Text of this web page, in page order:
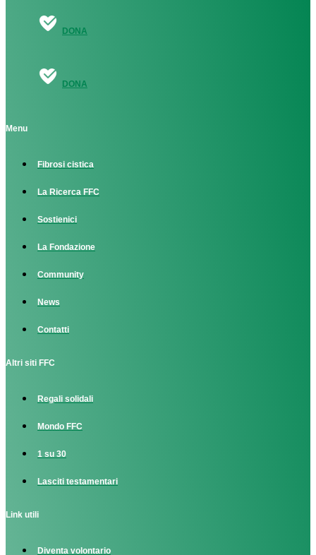
DONA
DONA
Menu
Fibrosi cistica
La Ricerca FFC
Sostienici
La Fondazione
Community
News
Contatti
Altri siti FFC
Regali solidali
Mondo FFC
1 su 30
Lasciti testamentari
Link utili
Diventa volontario